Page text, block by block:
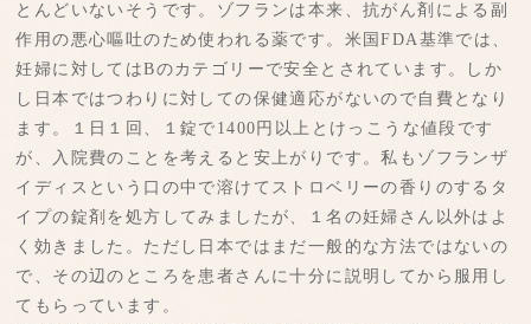
とんどいないそうです。ゾフランは本来、抗がん剤による副
作用の悪心嘔吐のため使われる薬です。米国FDA基準では、
妊婦に対してはBのカテゴリーで安全とされています。しか
し日本ではつわりに対しての保健適応がないので自費となり
ます。１日１回、１錠で1400円以上とけっこうな値段です
が、入院費のことを考えると安上がりです。私もゾフランザ
イディスという口の中で溶けてストロベリーの香りのするタ
イプの錠剤を処方してみましたが、１名の妊婦さん以外はよ
く効きました。ただし日本ではまだ一般的な方法ではないの
で、その辺のところを患者さんに十分に説明してから服用し
てもらっています。